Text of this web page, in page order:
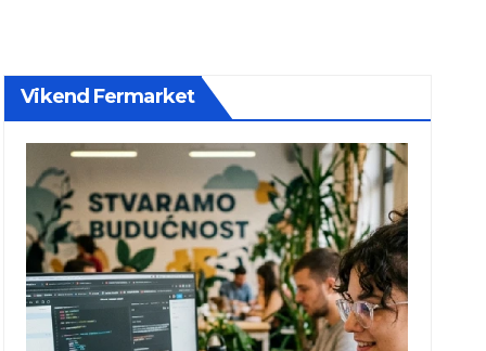
Vikend Fermarket